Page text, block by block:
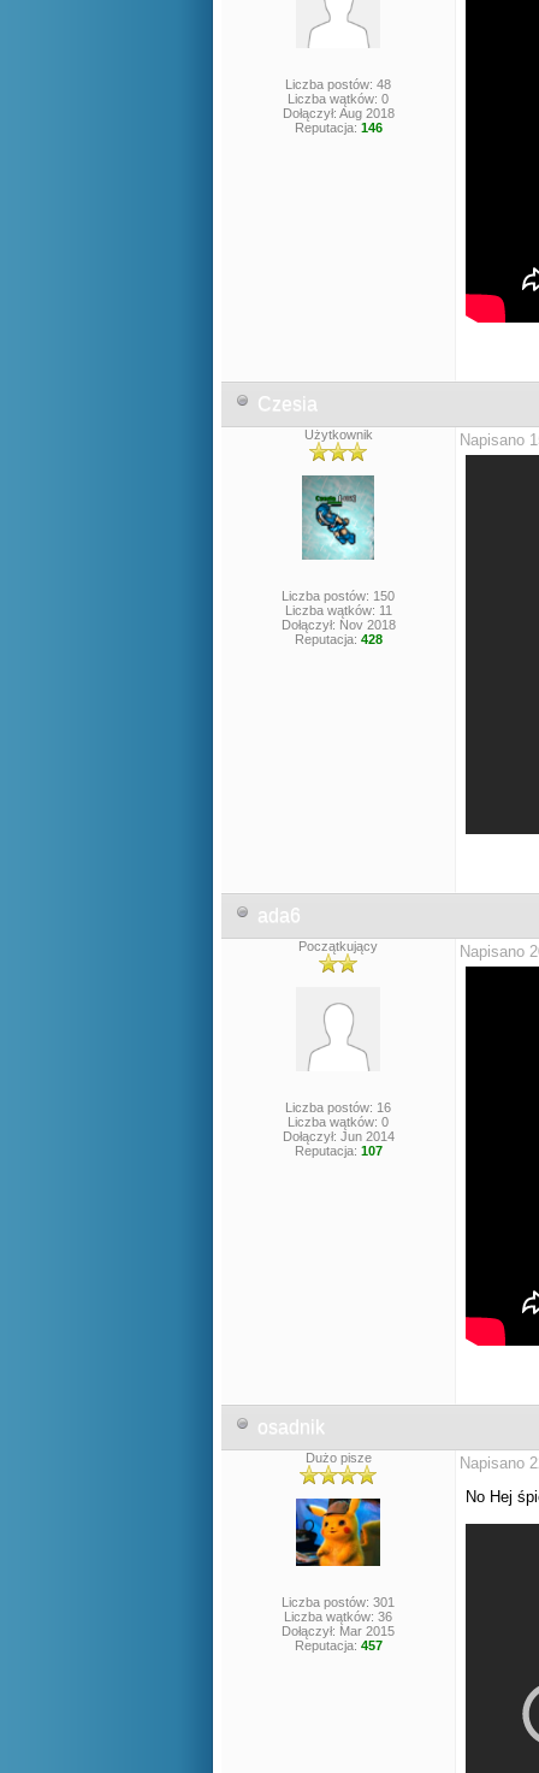
Liczba postów: 48
Liczba wątków: 0
Dołączył: Aug 2018
Reputacja: 146
Czesia
Użytkownik
Liczba postów: 150
Liczba wątków: 11
Dołączył: Nov 2018
Reputacja: 428
Napisano
ada6
Początkujący
Liczba postów: 16
Liczba wątków: 0
Dołączył: Jun 2014
Reputacja: 107
Napisano
osadnik
Dużo pisze
Liczba postów: 301
Liczba wątków: 36
Dołączył: Mar 2015
Reputacja: 457
Napisano
No Hej